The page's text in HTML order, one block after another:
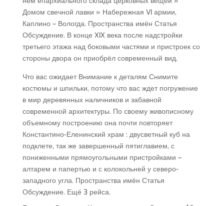
Домом свечной лавки » Набережная VI армии,
Каплино – Вологда. Пространства имён Статья
Обсуждение. В конце XIX века после надстройки
третьего этажа над боковыми частями и пристроек со
стороны двора он приобрёл современный вид.
Что вас ожидает Внимание к деталям Снимите
костюмы и шпильки, потому что вас ждет погружение
в мир деревянных наличников и забавной
современной архитектуры. По своему живописному
объемному построению она почти повторяет
Константино-Еленинский храм : двусветный куб на
подклете, так же завершенный пятиглавием, с
пониженными прямоугольными пристройками –
алтарем и папертью и с колокольней у северо-
западного угла. Пространства имён Статья
Обсуждение. Ещё 3 рейса.